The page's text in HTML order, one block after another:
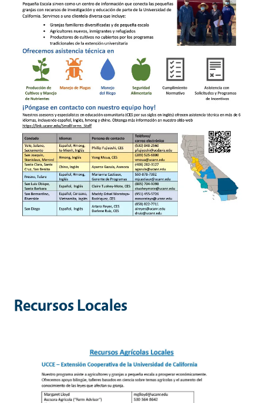
Recursos Locales